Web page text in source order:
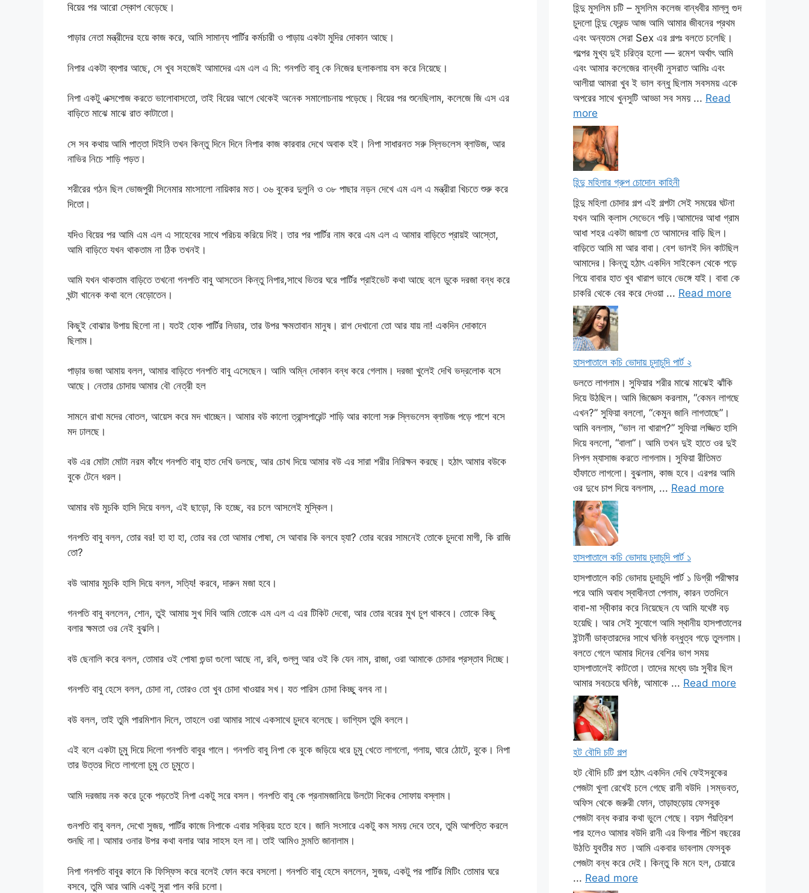
বিয়ের পর আরো স্কোপ বেড়েছে।
পাড়ার নেতা মন্ত্রীদের হয়ে কাজ করে, আমি সামান্য পার্টির কর্মচারী ও পাড়ায় একটা মুদির দোকান আছে।
নিপার একটা ব্যপার আছে, সে খুব সহজেই আমাদের এম এল এ মি: গনপতি বাবু কে নিজের ছলাকলায় বস করে নিয়েছে।
নিপা একটু এক্সপোজ করতে ভালোবাসতো, তাই বিয়ের আগে থেকেই অনেক সমালোচনায় পড়েছে। বিয়ের পর শুনেছিলাম, কলেজে জি এস এর
বাড়িতে মাঝে মাঝে রাত কাটাতো।
সে সব কথায় আমি পাত্তা দিইনি তখন কিন্তু দিনে দিনে নিপার কাজ কারবার দেখে অবাক হই। নিপা সাধারনত সরু স্লিভলেস ব্লাউজ, আর
নাভির নিচে শাড়ি পড়ত।
শরীরের গঠন ছিল ভোজপুরী সিনেমার মাংসালো নায়িকার মত। ৩৬ বুকের দুলুনি ও ৩৮ পাছার নড়ন দেখে এম এল এ মন্ত্রীরা খিচতে শুরু করে
দিতো।
যদিও বিয়ের পর আমি এম এল এ সাহেবের সাথে পরিচয় করিয়ে দিই। তার পর পার্টির নাম করে এম এল এ আমার বাড়িতে প্রায়ই আস্তো,
আমি বাড়িতে যখন থাকতাম না ঠিক তখনই।
আমি যখন থাকতাম বাড়িতে তখনো গনপতি বাবু আসতেন কিন্তু নিপার,সাথে ভিতর ঘরে পার্টির প্রাইভেট কথা আছে বলে ডুকে দরজা বন্ধ করে
ঘন্টা খানেক কথা বলে বেড়োতেন।
কিছুই বোঝার উপায় ছিলো না। যতই হোক পার্টির লিডার, তার উপর ক্ষমতাবান মানুষ। রাগ দেখানো তো আর যায় না! একদিন দোকানে
ছিলাম।
পাড়ার ভজা আমায় বলল, আমার বাড়িতে গনপতি বাবু এসেছেন। আমি অম্নি দোকান বন্ধ করে গেলাম। দরজা খুলেই দেখি ভদ্রলোক বসে
আছে। নেতার চোদায় আমার বৌ নেত্রী হল
সামনে রাখা মদের বোতল, আয়েস করে মদ খাচ্ছেন। আমার বউ কালো ত্রান্সপারেন্ট শাড়ি আর কালো সরু স্লিভলেস ব্লাউজ পড়ে পাশে বসে
মদ ঢালছে।
বউ এর মোটা মোটা নরম কাঁধে গনপতি বাবু হাত দেখি ডলছে, আর চোখ দিয়ে আমার বউ এর সারা শরীর নিরিক্ষন করছে। হঠাৎ আমার বউকে
বুকে টেনে ধরল।
আমার বউ মুচকি হাসি দিয়ে বলল, এই ছাড়ো, কি হচ্ছে, বর চলে আসলেই মুস্কিল।
গনপতি বাবু বলল, তোর বর! হা হা হা, তোর বর তো আমার পোষা, সে আবার কি বলবে হ্যা? তোর বরের সামনেই তোকে চুদবো মাগী, কি রাজি
তো?
বউ আমার মুচকি হাসি দিয়ে বলল, সত্যি! করবে, দারুন মজা হবে।
গনপতি বাবু বললেন, শোন, তুই আমায় সুখ দিবি আমি তোকে এম এল এ এর টিকিট দেবো, আর তোর বরের মুখ চুপ থাকবে। তোকে কিছু
বলার ক্ষমতা ওর নেই বুঝলি।
বউ ছেনালি করে বলল, তোমার ওই পোষা গুন্ডা গুলো আছে না, রবি, গুল্লু আর ওই কি যেন নাম, রাজা, ওরা আমাকে চোদার প্রস্তাব দিচ্ছে।
গনপতি বাবু হেসে বলল, চোদা না, তোরও তো খুব চোদা খাওয়ার সখ। যত পারিস চোদা কিচ্ছু বলব না।
বউ বলল, তাই তুমি পারমিশান দিলে, তাহলে ওরা আমার সাথে একসাথে চুদবে বলেছে। ভাগ্যিস তুমি বললে।
এই বলে একটা চুমু দিয়ে দিলো গনপতি বাবুর গালে। গনপতি বাবু নিপা কে বুকে জড়িয়ে ধরে চুমু খেতে লাগলো, গলায়, ঘারে ঠোটে, বুকে। নিপা
তার উত্তর দিতে লাগলো চুমু তে চুমুতে।
আমি দরজায় নক করে ঢুকে পড়তেই নিপা একটু সরে বসল। গনপতি বাবু কে প্রনামজানিয়ে উলটো দিকের সোফায় বস্লাম।
গুনপতি বাবু বলল, দেখো সুজয়, পার্টির কাজে নিপাকে এবার সক্রিয় হতে হবে। জানি সংসারে একটু কম সময় দেবে তবে, তুমি আপত্তি করলে
শুনছি না। আমার ওনার উপর কথা বলার আর সাহস হল না। তাই আমিও সন্মতি জানালাম।
নিপা গনপতি বাবুর কানে কি ফিস্ফিস করে বলেই ফোন করে বসলো। গনপতি বাবু হেসে বললেন, সুজয়, একটু পর পার্টির মিটিং তোমার ঘরে
বসবে, তুমি আর আমি একটু সুরা পান করি চলো।
হিন্দু মুসলিম চটি – মুসলিম কলেজ বান্ধবীর মাল্লু গুদ
চুদলো হিন্দু ফ্রেন্ড আজ আমি আমার জীবনের প্রথম
এবং অন্যতম সেরা Sex এর গল্পঃ বলতে চলেছি।
গল্পের মুখ্য দুই চরিত্র হলো — রমেশ অর্থাৎ আমি
এবং আমার কলেজের বান্ধবী নুসরাত আমিঃ এবং
আলীয়া আমরা খুব ই ভাল বন্ধু ছিলাম সবসময় একে
অপরের সাথে খুনসুটি আড্ডা সব সময় ... Read
more
হিন্দু মহিলার গ্রুপ চোদোন কাহিনী
হিন্দু মহিলা চোদার গল্প এই গল্পটা সেই সময়ের ঘটনা
যখন আমি ক্লাস সেভেনে পড়ি।আমাদের আধা গ্রাম
আধা শহর একটা জায়গা তে আমাদের বাড়ি ছিল।
বাড়িতে আমি মা আর বাবা। বেশ ভালই দিন কাটছিল
আমাদের। কিন্তু হঠাৎ একদিন সাইকেল থেকে পড়ে
গিয়ে বাবার হাত খুব খারাপ ভাবে ভেঙ্গে যাই। বাবা কে
চাকরি থেকে বের করে দেওয়া ... Read more
হাসপাতালে কচি ভোদায় চুদাচুদি পার্ট ২
ডলতে লাগলাম। সুফিয়ার শরীর মাঝে মাঝেই ঝাঁকি
দিয়ে উঠছিল। আমি জিজ্ঞেস করলাম, “কেমন লাগছে
এখন?” সুফিয়া বললো, “কেমুন জানি লাগতাছে”।
আমি বললাম, “ভাল না খারাপ?” সুফিয়া লজ্জিত হাসি
দিয়ে বললো, “বালা”। আমি তখন দুই হাতে ওর দুই
নিপল ম্যাসাজ করতে লাগলাম। সুফিয়া রীতিমত
হাঁফাতে লাগলো। বুঝলাম, কাজ হবে। এরপর আমি
ওর দুধে চাপ দিয়ে বললাম, ... Read more
হাসপাতালে কচি ভোদায় চুদাচুদি পার্ট ১
হাসপাতালে কচি ভোদায় চুদাচুদি পার্ট ১ ডিগ্রী পরীক্ষার
পরে আমি অবাধ স্বাধীনতা পেলাম, কারন ততদিনে
বাবা-মা স্বীকার করে নিয়েছেন যে আমি যথেষ্ট বড়
হয়েছি। আর সেই সুযোগে আমি স্থানীয় হাসপাতালের
ইন্টার্নী ডাক্তারদের সাথে ঘনিষ্ঠ বন্ধুত্ব গড়ে তুললাম।
বলতে গেলে আমার দিনের বেশির ভাগ সময়
হাসপাতালেই কাটতো। তাদের মধ্যে ডাঃ সুবীর ছিল
আমার সবচেয়ে ঘনিষ্ঠ, আমাকে ... Read more
হট বৌদি চটি গল্প
হট বৌদি চটি গল্প হঠাৎ একদিন দেখি ফেইসবুকের
পেজটা খুলা রেখেই চলে গেছে রানী বউদি ।সম্ভবত,
অফিস থেকে জরুরী ফোন, তাড়াহুড়োয় ফেসবুক
পেজটা বন্ধ করার কথা ভুলে গেছে। বয়স পঁয়ত্রিশ
পার হলেও আমার বউদি রানী এর ফিগার পঁচিশ বছরের
উঠতি যুবতীর মত ।আমি একবার ভাবলাম ফেসবুক
পেজটা বন্ধ করে দেই। কিন্তু কি মনে হল, চেয়ারে
... Read more